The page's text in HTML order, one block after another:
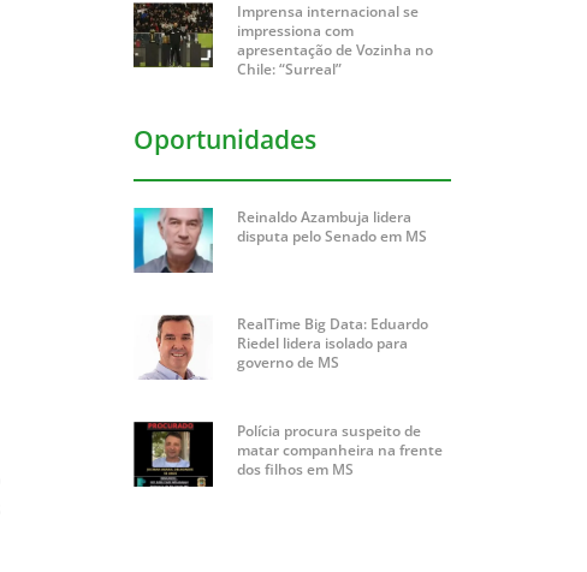
Imprensa internacional se
impressiona com
apresentação de Vozinha no
Chile: “Surreal”
Oportunidades
Reinaldo Azambuja lidera
disputa pelo Senado em MS
RealTime Big Data: Eduardo
Riedel lidera isolado para
governo de MS
Polícia procura suspeito de
matar companheira na frente
dos filhos em MS